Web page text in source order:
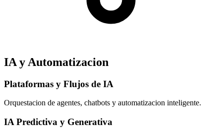
IA y Automatizacion
Plataformas y Flujos de IA
Orquestacion de agentes, chatbots y automatizacion inteligente.
IA Predictiva y Generativa